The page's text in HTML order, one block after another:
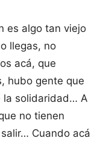
es algo tan viejo
llegas, no
acá, que
hubo gente que
la solidaridad… A
no tienen
Cuando acá